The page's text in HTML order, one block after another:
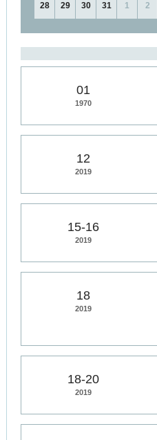
28 29 30 31 1 2
01
1970
12
2019
15-16
2019
18
2019
18-20
2019